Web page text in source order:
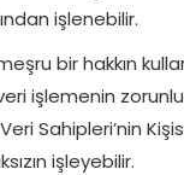
işlenebilir.
bir hakkın
işlemenin
Sahipleri’nin
işleyebilir.